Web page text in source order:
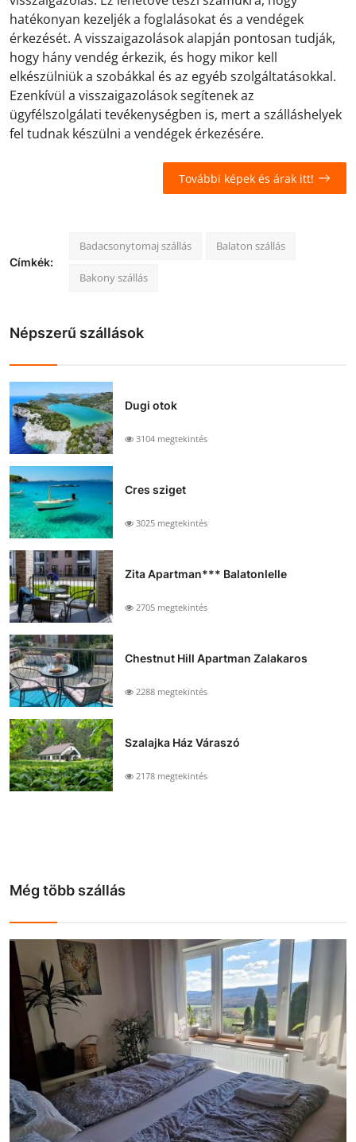
hatékonyan kezeljék a foglalásokat és a vendégek
érkezését. A visszaigazolások alapján pontosan tudják,
hogy hány vendég érkezik, és hogy mikor kell
elkészülniük a szobákkal és az egyéb szolgáltatásokkal.
Ezenkívül a visszaigazolások segítenek az
ügyfélszolgálati tevékenységben is, mert a szálláshelyek
fel tudnak készülni a vendégek érkezésére.
További képek és árak itt!
Címkék:
Badacsonytomaj szállás Balaton szállás
Bakony szállás
Népszerű szállások
Dugi otok
3104 megtekintés
Cres sziget
3025 megtekintés
Zita Apartman*** Balatonlelle
2705 megtekintés
Chestnut Hill Apartman Zalakaros
2288 megtekintés
Szalajka Ház Váraszó
2178 megtekintés
Még több szállás